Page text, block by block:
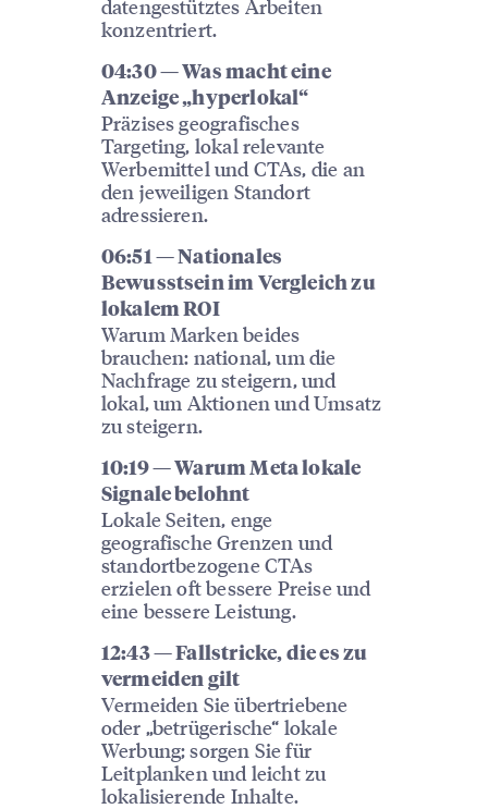
datengestütztes Arbeiten
konzentriert.
04:30 — Was macht eine
Anzeige „hyperlokal“
Präzises geografisches
Targeting, lokal relevante
Werbemittel und CTAs, die an
den jeweiligen Standort
adressieren.
06:51 — Nationales
Bewusstsein im Vergleich zu
lokalem ROI
Warum Marken beides
brauchen: national, um die
Nachfrage zu steigern, und
lokal, um Aktionen und Umsatz
zu steigern.
10:19 — Warum Meta lokale
Signale belohnt
Lokale Seiten, enge
geografische Grenzen und
standortbezogene CTAs
erzielen oft bessere Preise und
eine bessere Leistung.
12:43 — Fallstricke, die es zu
vermeiden gilt
Vermeiden Sie übertriebene
oder „betrügerische“ lokale
Werbung; sorgen Sie für
Leitplanken und leicht zu
lokalisierende Inhalte.